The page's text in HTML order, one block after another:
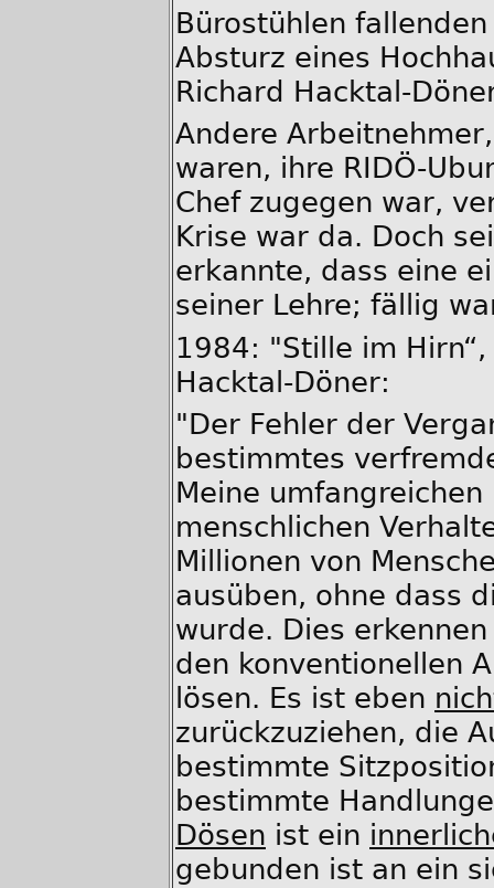
Bürostühlen
Absturz eines
Richard Hacktal-
Andere
waren, ihre RIDÖ-
Chef zugegen war,
Krise war da. Doch
erkannte, dass eine
seiner Lehre; fällig
1984: "Stille im
Hacktal-Döner:
"Der Fehler der
bestimmtes
Meine
menschlichen
Millionen von
ausüben, ohne dass
wurde. Dies
den konventionellen
lösen. Es ist eben
zurückzuziehen, die
bestimmte
bestimmte
Dösen ist ein
gebunden ist an ein